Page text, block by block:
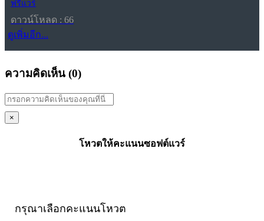
ฟรีแวร์
ดาวน์โหลด : 66
ดูเพิ่มอีก...
ความคิดเห็น (0)
×
โหวตให้คะแนนซอฟต์แวร์
กรุณาเลือกคะแนนโหวต